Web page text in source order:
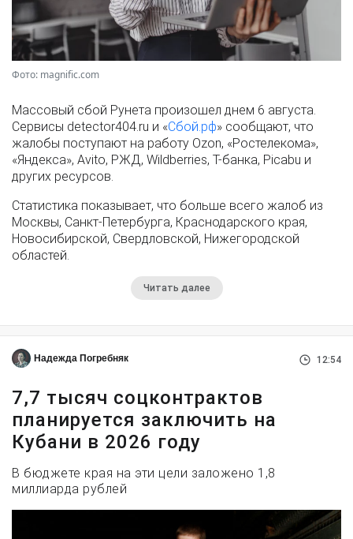
Фото: magnific.com
Массовый сбой Рунета произошел днем 6 августа.
Сервисы detector404.ru и «Сбой.рф» сообщают, что
жалобы поступают на работу Ozon, «Ростелекома»,
«Яндекса», Avito, РЖД, Wildberries, Т-банка, Picabu и
других ресурсов.
Статистика показывает, что больше всего жалоб из
Москвы, Санкт-Петербурга, Краснодарского края,
Новосибирской, Свердловской, Нижегородской
областей.
Читать далее
Надежда Погребняк 12:54
7,7 тысяч соцконтрактов
планируется заключить на
Кубани в 2026 году
В бюджете края на эти цели заложено 1,8
миллиарда рублей